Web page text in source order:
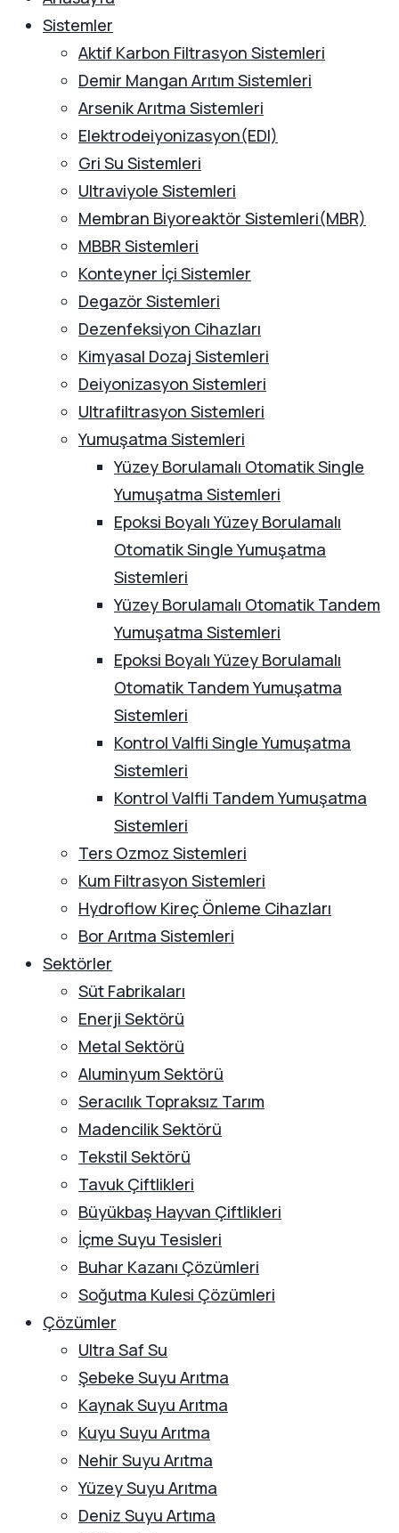
Sistemler
Aktif Karbon Filtrasyon Sistemleri
Demir Mangan Arıtım Sistemleri
Arsenik Arıtma Sistemleri
Elektrodeiyonizasyon(EDI)
Gri Su Sistemleri
Ultraviyole Sistemleri
Membran Biyoreaktör Sistemleri(MBR)
MBBR Sistemleri
Konteyner İçi Sistemler
Degazör Sistemleri
Dezenfeksiyon Cihazları
Kimyasal Dozaj Sistemleri
Deiyonizasyon Sistemleri
Ultrafiltrasyon Sistemleri
Yumuşatma Sistemleri
Yüzey Borulamalı Otomatik Single
Yumuşatma Sistemleri
Epoksi Boyalı Yüzey Borulamalı
Otomatik Single Yumuşatma
Sistemleri
Yüzey Borulamalı Otomatik Tandem
Yumuşatma Sistemleri
Epoksi Boyalı Yüzey Borulamalı
Otomatik Tandem Yumuşatma
Sistemleri
Kontrol Valfli Single Yumuşatma
Sistemleri
Kontrol Valfli Tandem Yumuşatma
Sistemleri
Ters Ozmoz Sistemleri
Kum Filtrasyon Sistemleri
Hydroflow Kireç Önleme Cihazları
Bor Arıtma Sistemleri
Sektörler
Süt Fabrikaları
Enerji Sektörü
Metal Sektörü
Aluminyum Sektörü
Seracılık Topraksız Tarım
Madencilik Sektörü
Tekstil Sektörü
Tavuk Çiftlikleri
Büyükbaş Hayvan Çiftlikleri
İçme Suyu Tesisleri
Buhar Kazanı Çözümleri
Soğutma Kulesi Çözümleri
Çözümler
Ultra Saf Su
Şebeke Suyu Arıtma
Kaynak Suyu Arıtma
Kuyu Suyu Arıtma
Nehir Suyu Arıtma
Yüzey Suyu Arıtma
Deniz Suyu Artıma